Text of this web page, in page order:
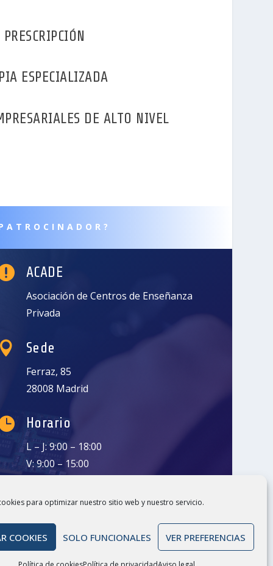
para optimizar nuestro sitio web y nuestro servicio.
COOKIES SOLO FUNCIONALES VER PREFERENCIAS
ESPECIALIZADA
DE ALTO NIVEL
ACADE
Asociación de Centros de Enseñanza
Privada
 Sede
Ferraz, 85
28008 Madrid
Horario
L – J: 9:00 – 18:00
V: 9:00 – 15:00
llámenos
(+34) 91 550 01 02